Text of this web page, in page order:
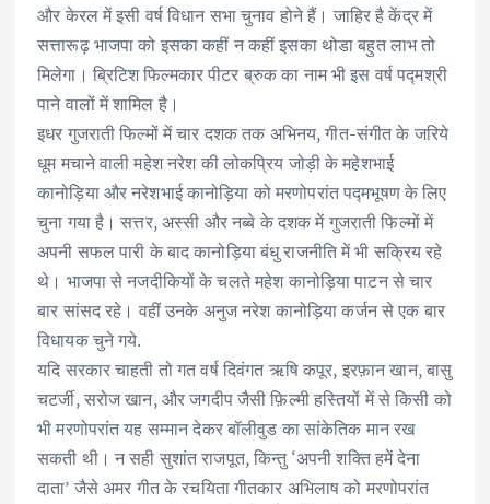
और केरल में इसी वर्ष विधान सभा चुनाव होने हैं। जाहिर है केंद्र में
सत्तारूढ़ भाजपा को इसका कहीं न कहीं इसका थोडा बहुत लाभ तो
मिलेगा। ब्रिटिश फिल्मकार पीटर ब्रुक का नाम भी इस वर्ष पद्मश्री
पाने वालों में शामिल है।
इधर गुजराती फिल्मों में चार दशक तक अभिनय, गीत-संगीत के जरिये
धूम मचाने वाली महेश नरेश की लोकप्रिय जोड़ी के महेशभाई
कानोड़िया और नरेशभाई कानोड़िया को मरणोपरांत पद्मभूषण के लिए
चुना गया है। सत्तर, अस्सी और नब्बे के दशक में गुजराती फिल्मों में
अपनी सफल पारी के बाद कानोड़िया बंधु राजनीति में भी सक्रिय रहे
थे। भाजपा से नजदीकियों के चलते महेश कानोड़िया पाटन से चार
बार सांसद रहे। वहीं उनके अनुज नरेश कानोड़िया कर्जन से एक बार
विधायक चुने गये.
यदि सरकार चाहती तो गत वर्ष दिवंगत ऋषि कपूर, इरफ़ान खान, बासु
चटर्जी, सरोज खान, और जगदीप जैसी फ़िल्मी हस्तियों में से किसी को
भी मरणोपरांत यह सम्मान देकर बॉलीवुड का सांकेतिक मान रख
सकती थी। न सही सुशांत राजपूत, किन्तु ‘अपनी शक्ति हमें देना
दाता’ जैसे अमर गीत के रचयिता गीतकार अभिलाष को मरणोपरांत